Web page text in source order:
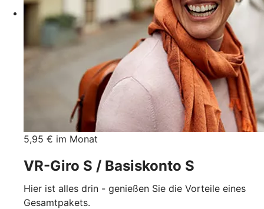
5,95 € im Monat
VR-Giro S / Basiskonto S
Hier ist alles drin - genießen Sie die Vorteile eines
Gesamtpakets.